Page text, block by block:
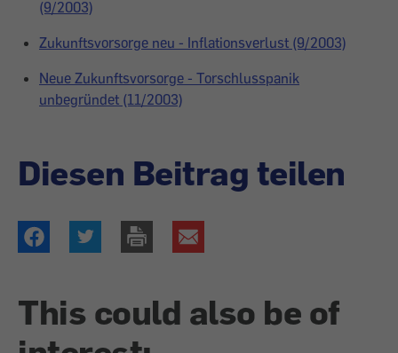
(9/2003)
Zukunftsvorsorge neu - Inflationsverlust (9/2003)
Neue Zukunftsvorsorge - Torschlusspanik
unbegründet (11/2003)
Diesen Beitrag teilen
This could also be of